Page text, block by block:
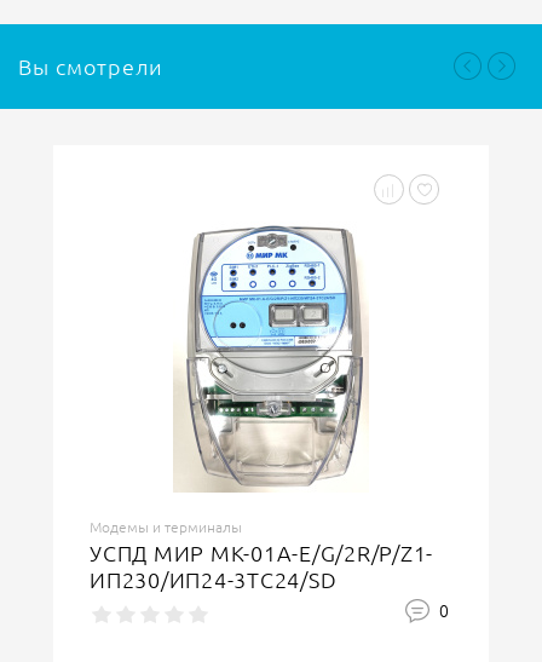
Страна-производитель
Характеристики электросчетчиков
Номинальный ток, А
Производитель
Вы смотрели
Модемы и терминалы
УСПД МИР МК-01А-Е/G/2R/Р/Z1-
ИП230/ИП24-3ТС24/SD
0